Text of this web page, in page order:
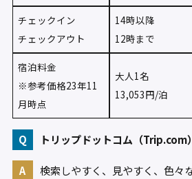
チェックイン
チェックアウト
14時以降
12時まで
宿泊料金
※参考価格23年11
月時点
大人1名
13,053円/泊
トリップドットコム（Trip.com
検索しやすく、見やすく、色々